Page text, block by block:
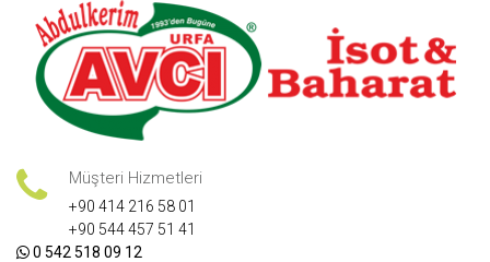
Müşteri Hizmetleri
+90 414 216 58 01
+90 544 457 51 41
0 542 518 09 12